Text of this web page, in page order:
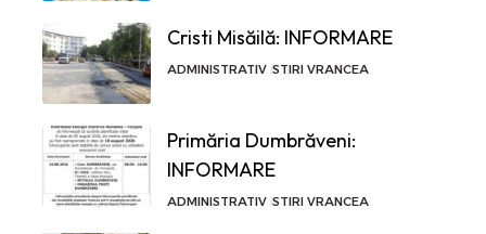
Cristi Misăilă: INFORMARE
ADMINISTRATIV STIRI VRANCEA
Primăria Dumbrăveni:
INFORMARE
ADMINISTRATIV STIRI VRANCEA